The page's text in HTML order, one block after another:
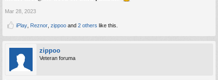
Mar 28, 2023
iPlay Reznor zippoo and 2 others like this.
zippoo
Veteran foruma